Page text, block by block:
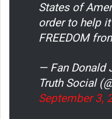
States of
order to help
FREEDOM
— Fan Donald
Truth Social
September 3,